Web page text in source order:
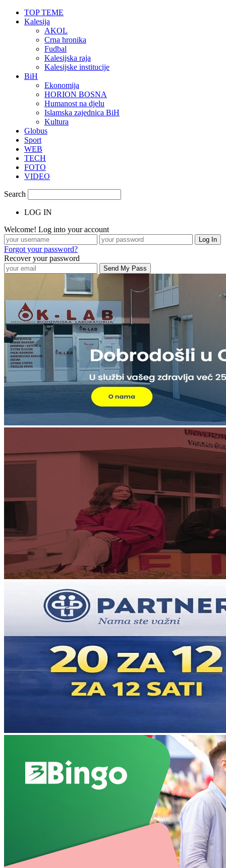
TOP TEME
Kalesija
AKOL
Crna hronika
Fudbal
Kalesijska raja
Kalesijske institucije
BiH
Ekonomija
HORION BOSNA
Humanost na djelu
Islamska zajednica BiH
Kultura
Globus
Sport
WEB
TECH
FOTO
VIDEO
Search
LOG IN
Welcome! Log into your account
Forgot your password?
Recover your password